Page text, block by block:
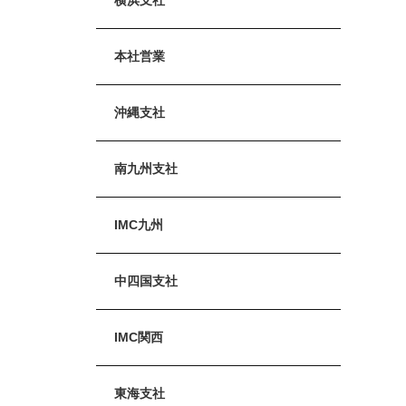
本社営業
沖縄支社
南九州支社
IMC九州
中四国支社
IMC関西
東海支社